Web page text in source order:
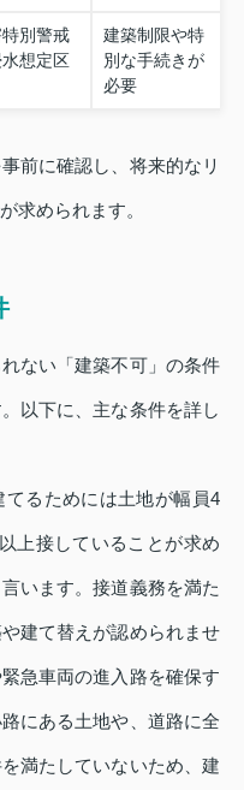
別警戒
想定区
建築制限や特
別な手続きが
必要
前に確認し、将来的なリ
求められます。
ない「建築不可」の条件
以下に、主な条件を詳し
るためには土地が幅員4
上接していることが求め
います。接道義務を満た
建て替えが認められませ
急車両の進入路を確保す
にある土地や、道路に全
満たしていないため、建